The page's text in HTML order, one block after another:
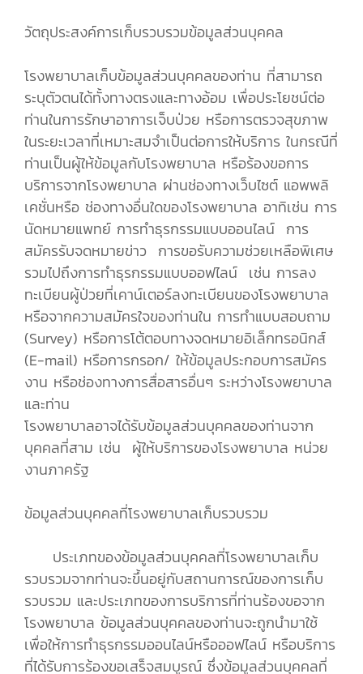
วัตถุประสงค์การเก็บรวบรวมข้อมูลส่วนบุคคล
โรงพยาบาลเก็บข้อมูลส่วนบุคคลของท่าน ที่สามารถ
ระบุตัวตนได้ทั้งทางตรงและทางอ้อม เพื่อประโยชน์ต่อ
ท่านในการรักษาอาการเจ็บป่วย หรือการตรวจสุขภาพ
ในระยะเวลาที่เหมาะสมจำเป็นต่อการให้บริการ ในกรณีที่
ท่านเป็นผู้ให้ข้อมูลกับโรงพยาบาล หรือร้องขอการ
บริการจากโรงพยาบาล ผ่านช่องทางเว็บไซต์ แอพพลิ
เคชั่นหรือ ช่องทางอื่นใดของโรงพยาบาล อาทิเช่น การ
นัดหมายแพทย์ การทำธุรกรรมแบบออนไลน์ การ
สมัครรับจดหมายข่าว การขอรับความช่วยเหลือพิเศษ
รวมไปถึงการทำธุรกรรมแบบออฟไลน์ เช่น การลง
ทะเบียนผู้ป่วยที่เคาน์เตอร์ลงทะเบียนของโรงพยาบาล
หรือจากความสมัครใจของท่านใน การทำแบบสอบถาม
(Survey) หรือการโต้ตอบทางจดหมายอิเล็กทรอนิกส์
(E-mail) หรือการกรอก/ ให้ข้อมูลประกอบการสมัคร
งาน หรือช่องทางการสื่อสารอื่นๆ ระหว่างโรงพยาบาล
และท่าน
โรงพยาบาลอาจได้รับข้อมูลส่วนบุคคลของท่านจาก
บุคคลที่สาม เช่น ผู้ให้บริการของโรงพยาบาล หน่วย
งานภาครัฐ
ข้อมูลส่วนบุคคลที่โรงพยาบาลเก็บรวบรวม
ประเภทของข้อมูลส่วนบุคคลที่โรงพยาบาลเก็บ
รวบรวมจากท่านจะขึ้นอยู่กับสถานการณ์ของการเก็บ
รวบรวม และประเภทของการบริการที่ท่านร้องขอจาก
โรงพยาบาล ข้อมูลส่วนบุคคลของท่านจะถูกนำมาใช้
เพื่อให้การทำธุรกรรมออนไลน์หรือออฟไลน์ หรือบริการ
ที่ได้รับการร้องขอเสร็จสมบูรณ์ ซึ่งข้อมูลส่วนบุคคลที่